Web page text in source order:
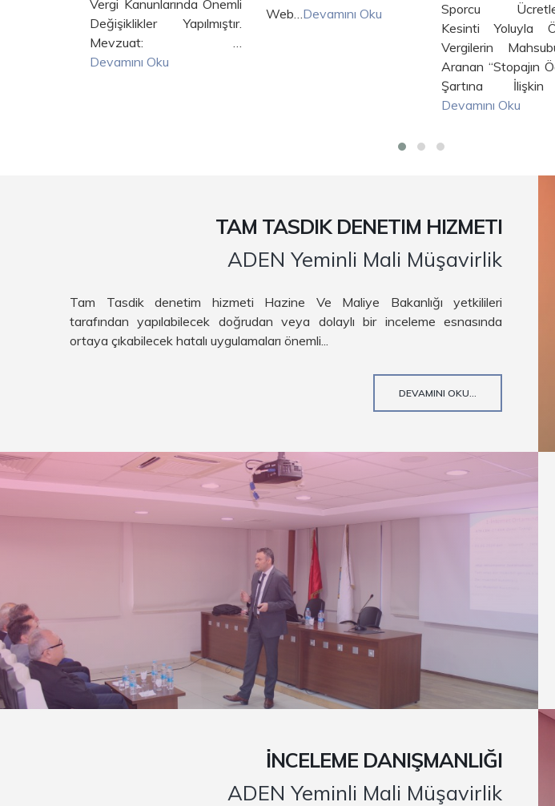
Vergi Kanunlarında Önemli
Değişiklikler Yapılmıştır.
Mevzuat: …
Devamını Oku
Web…Devamını Oku
Sporcu
Kesinti Yoluyla
Vergilerin
Aranan “Stopajın
Şartına
Devamını Oku
TAM TASDIK DENETIM HIZMETI
ADEN Yeminli Mali Müşavirlik
Tam Tasdik denetim hizmeti Hazine Ve Maliye Bakanlığı yetkilileri
tarafından yapılabilecek doğrudan veya dolaylı bir inceleme esnasında
ortaya çıkabilecek hatalı uygulamaları önemli...
DEVAMINI OKU...
İNCELEME DANIŞMANLIĞI
ADEN Yeminli Mali Müşavirlik